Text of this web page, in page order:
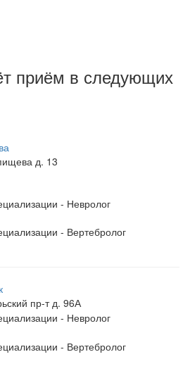
приём в следующих
д. 13
- Невролог
- Вертебролог
пр-т д. 96А
- Невролог
- Вертебролог